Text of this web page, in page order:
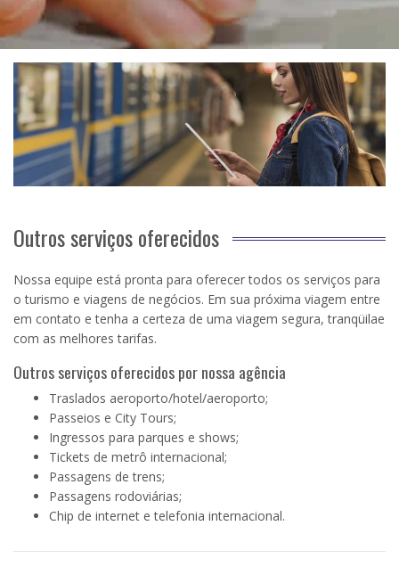
Outros serviços oferecidos
Nossa equipe está pronta para oferecer todos os serviços para
o turismo e viagens de negócios. Em sua próxima viagem entre
em contato e tenha a certeza de uma viagem segura, tranqüilae
com as melhores tarifas.
Outros serviços oferecidos por nossa agência
Traslados aeroporto/hotel/aeroporto;
Passeios e City Tours;
Ingressos para parques e shows;
Tickets de metrô internacional;
Passagens de trens;
Passagens rodoviárias;
Chip de internet e telefonia internacional.